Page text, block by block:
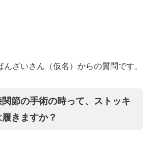
ざいさん（仮名）からの質問です。
関節の手術の時って、ストッキ
きますか？